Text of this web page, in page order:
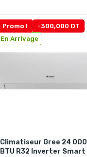
Promo !
-300,000 DT
En Arrivage
Climatiseur Gree 24 000
BTU R32 Inverter Smart